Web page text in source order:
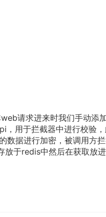
请求进来时我们手动添
，用于拦截器中进行校验
数据进行加密，被调用方
放于redis中然后在获取放